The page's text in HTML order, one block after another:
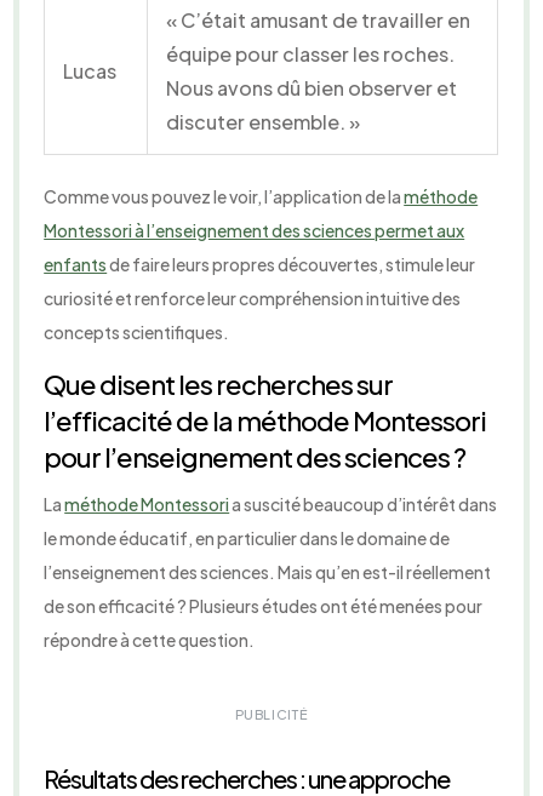
Lucas
« C’était amusant de travailler en
équipe pour classer les roches.
Nous avons dû bien observer et
discuter ensemble. »
Comme vous pouvez le voir, l’application de laméthode
Montessori à l’enseignement des sciences permet aux
enfantsde faire leurs propres découvertes, stimule leur
curiosité et renforce leur compréhension intuitive des
concepts scientifiques.
Que disent les recherches sur
l’efficacité de la méthode Montessori
pour l’enseignement des sciences ?
Laméthode Montessoria suscité beaucoup d’intérêt dans
le monde éducatif, en particulier dans le domaine de
l’enseignement des sciences. Mais qu’en est-il réellement
de son efficacité ? Plusieurs études ont été menées pour
répondre à cette question.
PUBLICITÉ
Résultats des recherches : une approche